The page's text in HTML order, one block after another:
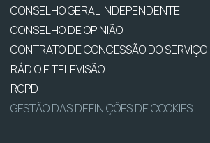
CONSELHO GERAL INDEPENDENTE
CONSELHO DE OPINIÃO
CONTRATO DE CONCESSÃO DO
RÁDIO E TELEVISÃO
RGPD
GESTÃO DAS DEFINIÇÕES DE COOKIES